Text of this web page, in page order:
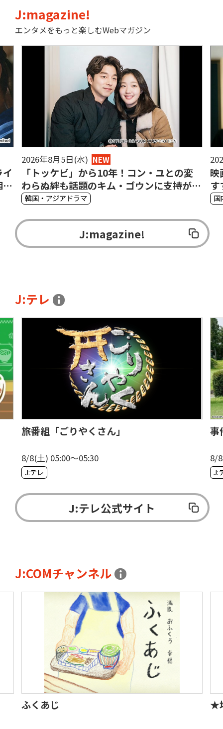
J:magazine!
エンタメをもっと楽しむWebマガジン
2026年8月5日(水) NEW
「トッケビ」から10年！コン・ユとの変
わらぬ絆も話題のキム・ゴウンに支持が集
まる理由
韓国・アジアドラマ
映
す
ド
国
J:magazine!
J:テレ
旅番組「ごりやくさん」
8/8(土) 05:00〜05:30
J:テレ
事
8/
J:
J:テレ公式サイト
J:COMチャンネル
ふくあじ ★